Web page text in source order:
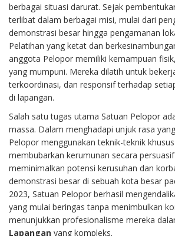
berbagai situasi darurat. Sejak
terlibat dalam berbagai misi, mulai dari
demonstrasi besar hingga pengamanan
Pelatihan yang ketat dan
anggota Pelopor memiliki kemampuan
yang mumpuni. Mereka dilatih untuk
terkoordinasi, dan responsif terhadap
di lapangan.
Salah satu tugas utama Satuan Pelopor
massa. Dalam menghadapi unjuk rasa
Pelopor menggunakan teknik-teknik
membubarkan kerumunan secara
meminimalkan potensi kerusuhan dan
demonstrasi besar di sebuah kota besar
2023, Satuan Pelopor berhasil
yang mulai beringas tanpa menimbulkan
menunjukkan profesionalisme mereka
Lapangan yang kompleks.